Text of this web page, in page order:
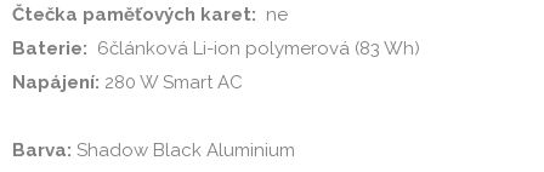
Čtečka paměťových karet:
Baterie:
Napájení: 280 W Smart AC
Barva: